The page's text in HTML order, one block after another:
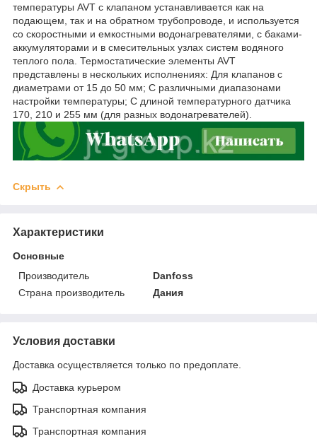
температуры AVT с клапаном устанавливается как на
подающем, так и на обратном трубопроводе, и используется
со скоростными и емкостными водонагревателями, с баками-
аккумуляторами и в смесительных узлах систем водяного
теплого пола. Термостатические элементы AVT
представлены в нескольких исполнениях: Для клапанов с
диаметрами от 15 до 50 мм; C различными диапазонами
настройки температуры; С длиной температурного датчика
170, 210 и 255 мм (для разных водонагревателей).
Скрыть
Характеристики
Основные
Производитель
Danfoss
Страна производитель
Дания
Условия доставки
Доставка осуществляется только по предоплате.
Доставка курьером
Транспортная компания
Транспортная компания